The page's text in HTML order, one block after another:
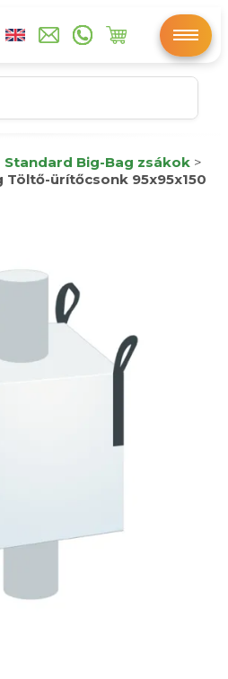
Standard Big-Bag zsákok >
Töltő-ürítőcsonk 95x95x150